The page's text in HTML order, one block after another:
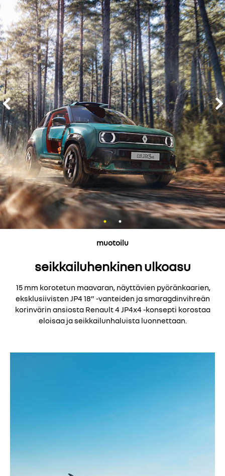
muotoilu
seikkailuhenkinen ulkoasu
15 mm korotetun maavaran, näyttävien pyöränkaarien,
eksklusiivisten JP4 18” -vanteiden ja smaragdinvihreän
korinvärin ansiosta Renault 4 JP4x4 -konsepti korostaa
eloisaa ja seikkailunhaluista luonnettaan.